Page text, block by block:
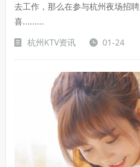
去工作，那么在参与杭州夜场招
喜.........
杭州KTV资讯
01-24